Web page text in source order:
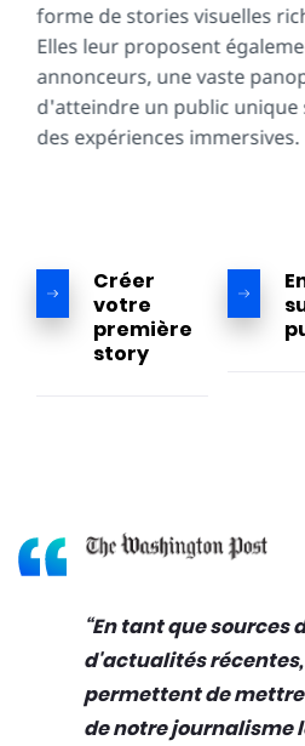
forme de stories visuelles
Elles leur proposent
annonceurs, une vaste
d'atteindre un public unique
des expériences immersives.
Créer
votre
première
story
En tant que sources
d'actualités récentes,
permettent de
de notre journalisme